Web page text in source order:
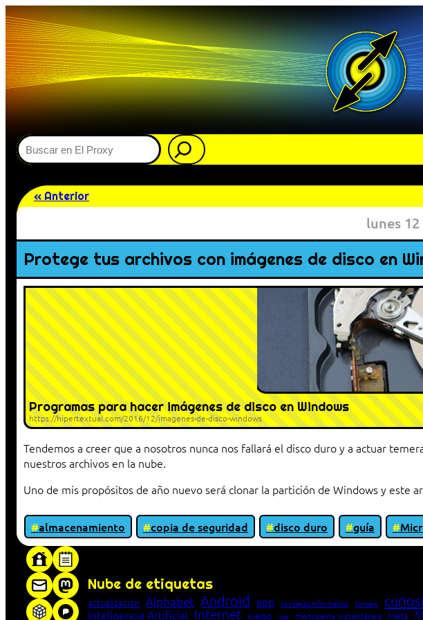
Buscar
« Anterior
lunes
Protege tus archivos con imágenes de disco en
Programas para hacer imágenes de disco en Windows
https://hipertextual.com/2016/12/imagenes-de-disco-windows
Tendemos a creer que a nosotros nunca nos fallará el disco duro y a actuar
nuestros archivos en la nube.
Uno de mis propósitos de año nuevo será clonar la partición de Windows y
almacenamiento copia de seguridad disco duro guía
Nube de etiquetas
actualización Alphabet Android app concepto informático consejo
Inteligencia Artificial Internet juego lista mensajería instantánea Meta